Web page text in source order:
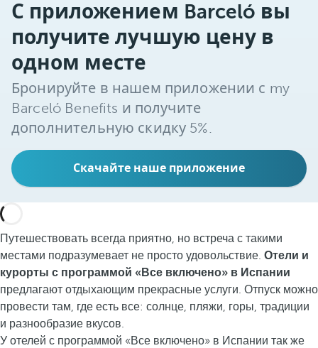
С приложением Barceló вы
получите лучшую цену в
одном месте
Бронируйте в нашем приложении с my
Barceló Benefits и получите
дополнительную скидку 5%.
Скачайте наше приложение
Путешествовать всегда приятно, но встреча с такими
местами подразумевает не просто удовольствие. Отели и
курорты с программой «Все включено» в Испании
предлагают отдыхающим прекрасные услуги. Отпуск можно
провести там, где есть все: солнце, пляжи, горы, традиции
и разнообразие вкусов.
У отелей с программой «Все включено» в Испании так же